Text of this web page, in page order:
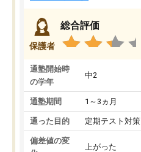
保護者
総合評価
通塾開始時
の学年
中2
通塾期間 1～3ヵ月
通った目的 定期テスト対策
偏差値の変
上がった